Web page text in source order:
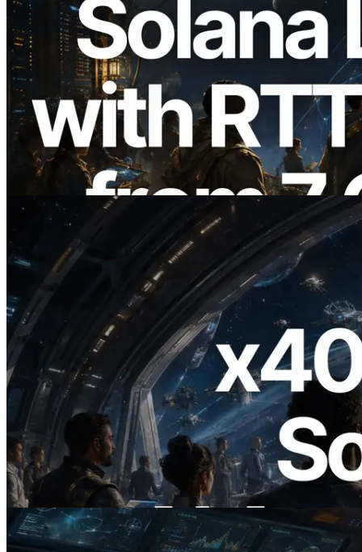
2026.08.05
ERPC étend l’API Solana Leader Slot
avec la mesure du ping depuis 7 régions
du monde — l’API Validators
Information est également lancée
2026.07.04
ERPC lance un RPC Solana compatible
x402 — L'ère où les agents IA paient à la
demande les API dont ils ont besoin
Lire cet article